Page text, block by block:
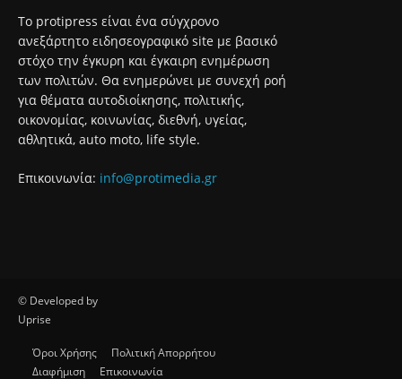
Το protipress είναι ένα σύγχρονο
ανεξάρτητο ειδησεογραφικό site με βασικό
στόχο την έγκυρη και έγκαιρη ενημέρωση
των πολιτών. Θα ενημερώνει με συνεχή ροή
για θέματα αυτοδιοίκησης, πολιτικής,
οικονομίας, κοινωνίας, διεθνή, υγείας,
αθλητικά, auto moto, life style.
Επικοινωνία: info@protimedia.gr
© Developed by
Uprise
Όροι Χρήσης
Πολιτική Απορρήτου
Διαφήμιση
Επικοινωνία